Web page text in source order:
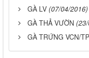
GÀ LV (07/04/2016)
GÀ THẢ VƯỜN
GÀ TRỨNG VCN/